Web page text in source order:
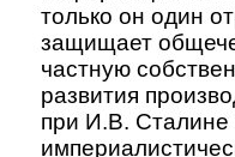
только он один
защищает
частную
развития
при И.В. Сталине